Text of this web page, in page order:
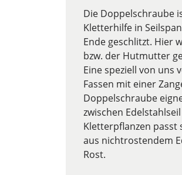
Die Doppelschraube
Kletterhilfe in
Ende geschlitzt. Hier
bzw. der Hutmutter
Eine speziell von uns
Fassen mit einer
Doppelschraube
zwischen
Kletterpflanzen passt
aus nichtrostendem
Rost.